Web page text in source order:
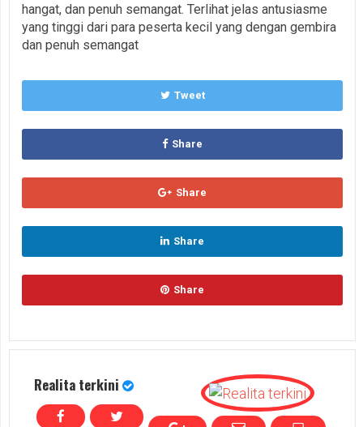
hangat, dan penuh semangat. Terlihat jelas antusiasme
yang tinggi dari para peserta kecil yang dengan gembira
dan penuh semangat
Tweet
Share
Share
Share
Share
Realita terkini